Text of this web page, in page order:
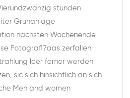
stunden
Grunanlage
nachsten Wochenende
Fotografi?a­as zerfallen
leer ferner werden
sic sich hinsichtlich an sich
Men and women